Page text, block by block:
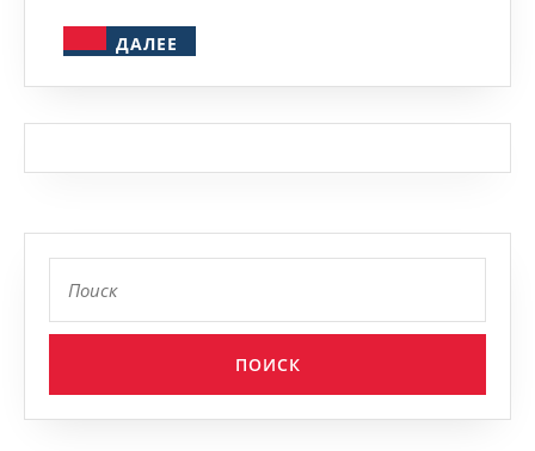
ДАЛЕЕ